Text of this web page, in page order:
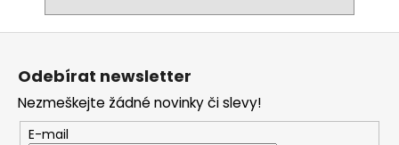
Odebírat newsletter
Nezmeškejte žádné novinky či slevy!
E-mail